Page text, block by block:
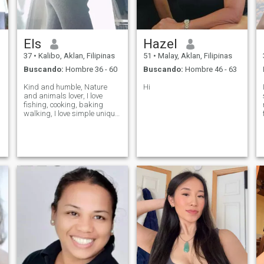
Els
37 • Kalibo, Aklan, Filipinas
Buscando: Hombre 36 - 60
Kind and humble, Nature
and animals lover, I love
fishing, cooking, baking
walking, I love simple unique
Hazel
51 • Malay, Aklan, Filipinas
Buscando: Hombre 46 - 63
Hi